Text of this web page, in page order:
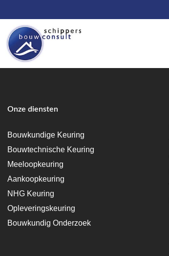
Onze diensten
Bouwkundige Keuring
Bouwtechnische Keuring
Meeloopkeuring
Aankoopkeuring
NHG Keuring
Opleveringskeuring
Bouwkundig Onderzoek